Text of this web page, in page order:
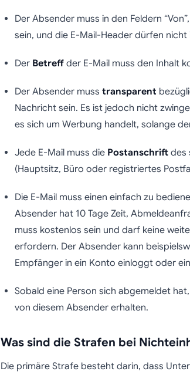
Der Absender muss in den Feldern
sein, und die E-Mail-Header dürfen
Der Betreffder E-Mail muss den Inhalt
Der Absender muss transparent
Nachricht sein. Es ist jedoch nicht
es sich um Werbung handelt, solange
Jede E-Mail muss die Postanschriftdes
(Hauptsitz, Büro oder registriertes
Die E-Mail muss einen einfach zu
Absender hat 10 Tage Zeit,
muss kostenlos sein und darf keine
erfordern. Der Absender kann
Empfänger in ein Konto einloggt oder
Sobald eine Person sich abgemeldet
von diesem Absender erhalten.
Was sind die Strafen bei
Die primäre Strafe besteht darin, dass